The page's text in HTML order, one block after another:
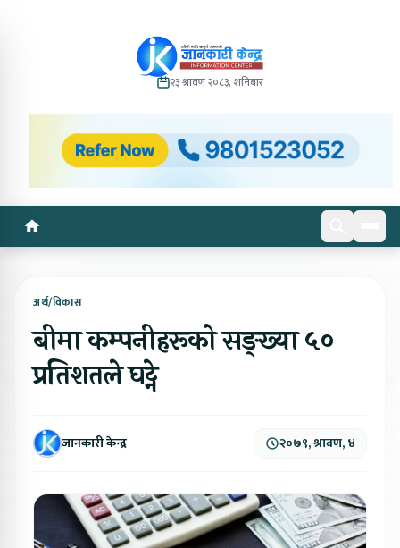
२३ श्रावण २०८३, शनिबार
अर्थ/विकास
बीमा कम्पनीहरूको सङ्ख्या ५०
प्रतिशतले घट्ने
जानकारी केन्द्र २०७९, श्रावण, ४